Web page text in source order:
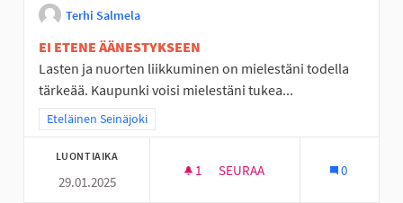
Terhi Salmela
EI ETENE ÄÄNESTYKSEEN
Lasten ja nuorten liikkuminen on mielestäni todella
tärkeää. Kaupunki voisi mielestäni tukea...
Rajaa tulokset teeman mukaan: Eteläinen Seinäjoki
Eteläinen Seinäjoki
LUONTIAIKA
29.01.2025
1 1 SEURAAJA
SEURAA 0